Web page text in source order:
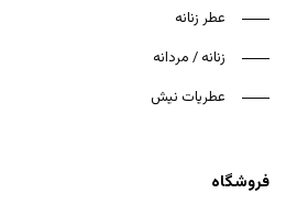
هیچ محصولی در سبد خرید نیست.
عطر زنانه
زنانه / مردانه
عطریات نیش
فروشگاه